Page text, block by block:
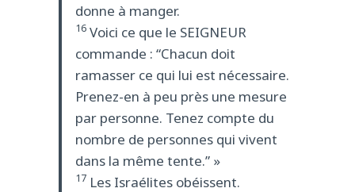
donne à manger.
16Voici ce que le SEIGNEUR
commande : “Chacun doit
ramasser ce qui lui est nécessaire.
Prenez-en à peu près une mesure
par personne. Tenez compte du
nombre de personnes qui vivent
dans la même tente.” »
17Les Israélites obéissent.